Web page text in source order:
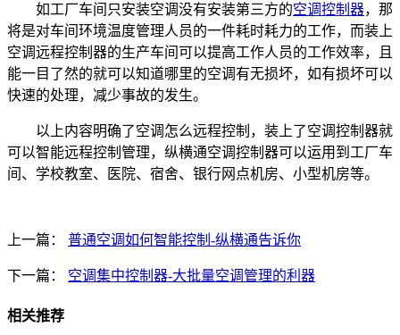
如工厂车间只安装空调没有安装第三方的空调控制器，那
将是对车间环境温度管理人员的一件耗时耗力的工作，而装上
空调远程控制器的生产车间可以提高工作人员的工作效率，且
能一目了然的就可以知道哪里的空调有无损坏，如有损坏可以
快速的处理，减少事故的发生。
以上内容明确了空调怎么远程控制，装上了空调控制器就
可以智能远程控制管理，纵横通空调控制器可以运用到工厂车
间、学校教室、医院、宿舍、银行网点机房、小型机房等。
上一篇： 普通空调如何智能控制-纵横通告诉你
下一篇： 空调集中控制器-大批量空调管理的利器
相关推荐